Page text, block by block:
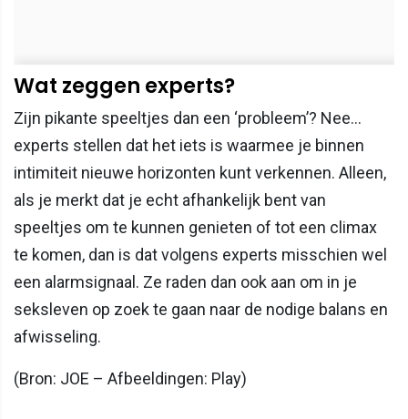
Wat zeggen experts?
Zijn pikante speeltjes dan een ‘probleem’? Nee…
experts stellen dat het iets is waarmee je binnen
intimiteit nieuwe horizonten kunt verkennen. Alleen,
als je merkt dat je echt afhankelijk bent van
speeltjes om te kunnen genieten of tot een climax
te komen, dan is dat volgens experts misschien wel
een alarmsignaal. Ze raden dan ook aan om in je
seksleven op zoek te gaan naar de nodige balans en
afwisseling.
(Bron: JOE – Afbeeldingen: Play)